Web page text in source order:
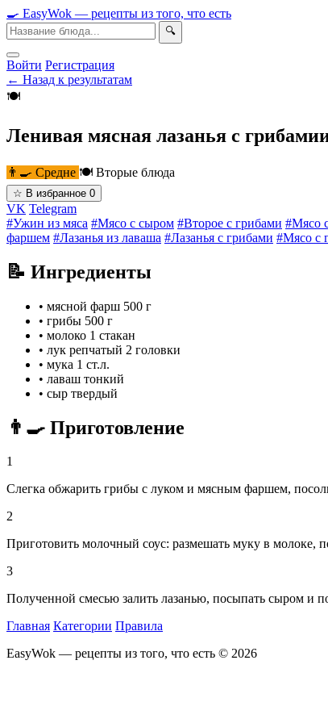
🍳 EasyWok — рецепты из того, что есть
🔍
Войти Регистрация
← Назад к результатам
🍽
Ленивая мясная лазанья с
👨‍🍳 Средне 🍽 Вторые блюда
☆ В избранное 0
VK Telegram
#Ужин из мяса #Мясо с сыром #Второе с грибами #Мясо
фаршем #Лазанья из лаваша #Лазанья с грибами #Мясо с
📝 Ингредиенты
• мясной фарш 500 г
• грибы 500 г
• молоко 1 стакан
• лук репчатый 2 головки
• мука 1 ст.л.
• лаваш тонкий
• сыр твердый
👨‍🍳 Приготовление
1
Слегка обжарить грибы с луком и мясным фаршем,
2
Приготовить молочный соус: размешать муку в молоке,
3
Полученной смесью залить лазанью, посыпать сыром и
Главная Категории Правила
EasyWok — рецепты из того, что есть © 2026